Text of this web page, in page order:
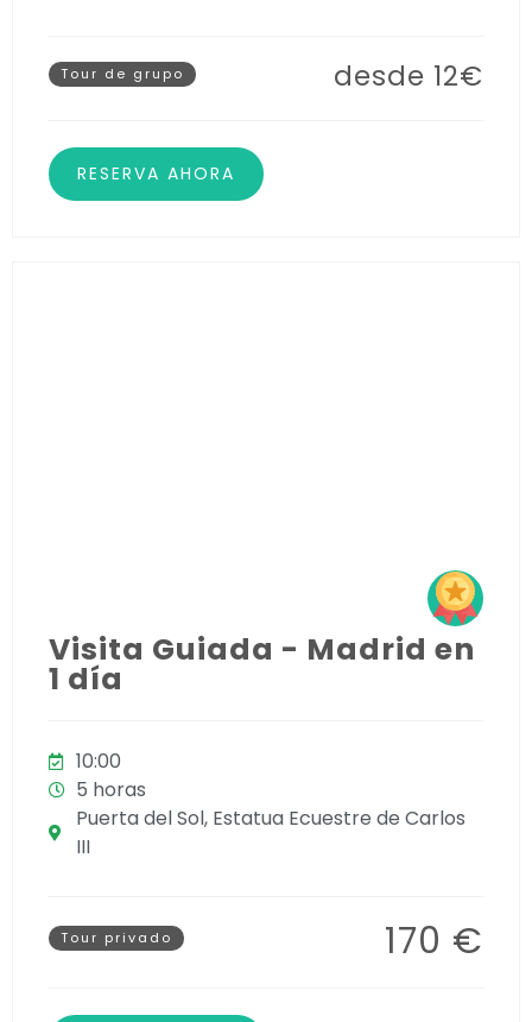
Tour de grupo desde 12€
RESERVA AHORA
Visita Guiada - Madrid en
1 día
10:00
5 horas
Puerta del Sol, Estatua Ecuestre de Carlos
III
Tour privado 170 €